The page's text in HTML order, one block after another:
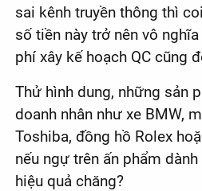
sai kênh truyền thông thì
số tiền này trở nên vô
phí xây kế hoạch QC cũng
Thử hình dung, những sản
doanh nhân như xe BMW,
Toshiba, đồng hồ Rolex
nếu ngự trên ấn phẩm
hiệu quả chăng?